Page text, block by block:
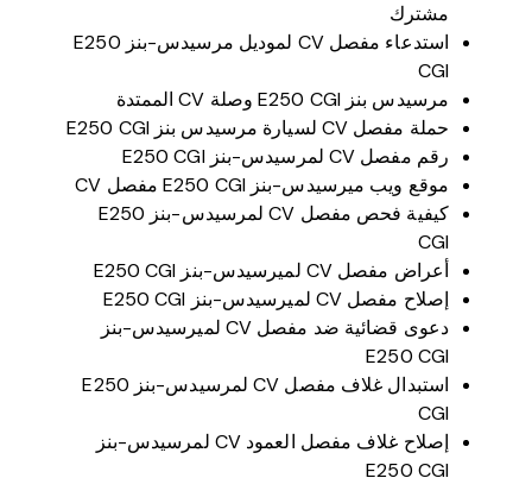
مشترك
استدعاء مفصل CV لموديل مرسيدس-بنز E250
CGI
مرسيدس بنز E250 CGI وصلة CV الممتدة
حملة مفصل CV لسيارة مرسيدس بنز E250 CGI
رقم مفصل CV لمرسيدس-بنز E250 CGI
موقع ويب ميرسيدس-بنز E250 CGI مفصل CV
كيفية فحص مفصل CV لمرسيدس-بنز E250
CGI
أعراض مفصل CV لميرسيدس-بنز E250 CGI
إصلاح مفصل CV لميرسيدس-بنز E250 CGI
دعوى قضائية ضد مفصل CV لميرسيدس-بنز
E250 CGI
استبدال غلاف مفصل CV لمرسيدس-بنز E250
CGI
إصلاح غلاف مفصل العمود CV لمرسيدس-بنز
E250 CGI